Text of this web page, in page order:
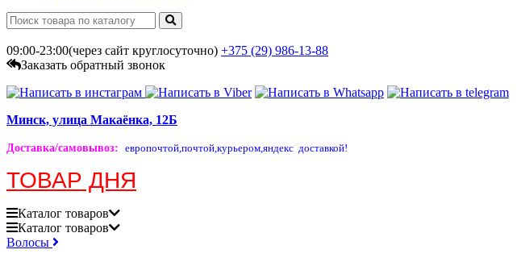
09:00-23:00(через сайт круглосуточно) +375 (29) 986-13-88
Заказать обратный звонок
Минск, улица Макаёнка, 12Б
Доставка/самовывоз: европочтой,почтой,курьером,яндекс доставкой!
ТОВАР ДНЯ
Каталог товаров
Каталог товаров
Волосы